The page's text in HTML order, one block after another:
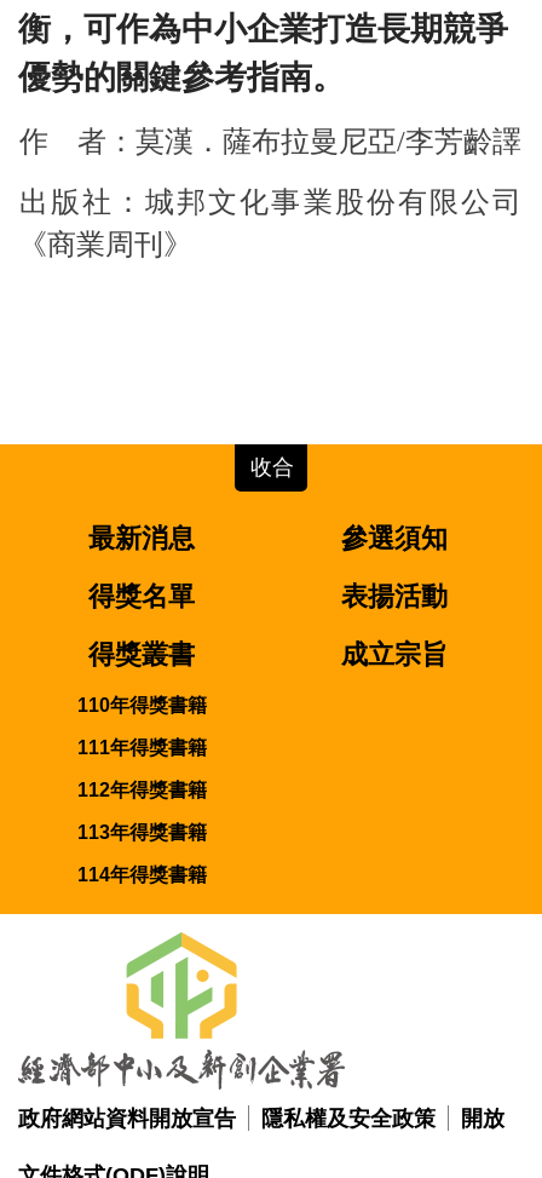
衡，可作為中小企業打造長期競爭
優勢的關鍵參考指南。
作 者：莫漢．薩布拉曼尼亞/李芳齡譯
出版社：城邦文化事業股份有限公司
《商業周刊 》
最新消息
參選須知
得獎名單
表揚活動
得獎叢書
110年得獎書籍
111年得獎書籍
112年得獎書籍
113年得獎書籍
114年得獎書籍
成立宗旨
政府網站資料開放宣告 隱私權及安全政策 開放